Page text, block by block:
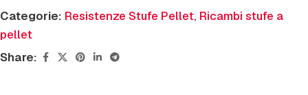
Categorie: Resistenze Stufe Pellet, Ricambi stufe a
pellet
Share: